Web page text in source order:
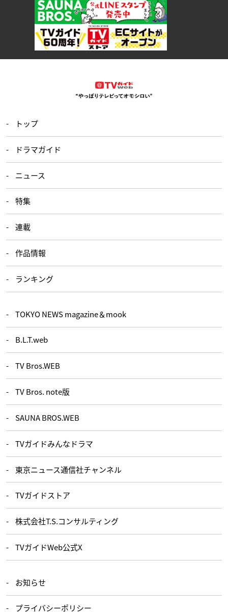
トップ
ドラマガイド
ニュース
特集
連載
作品情報
ランキング
TOKYO NEWS magazine＆mook
B.L.T.web
TV Bros.WEB
TV Bros. note版
SAUNA BROS.WEB
TVガイドみんなドラマ
東京ニュース通信社チャンネル
TVガイドストア
株式会社T.S.コンサルティング
TVガイドWeb公式X
お知らせ
プライバシーポリシー